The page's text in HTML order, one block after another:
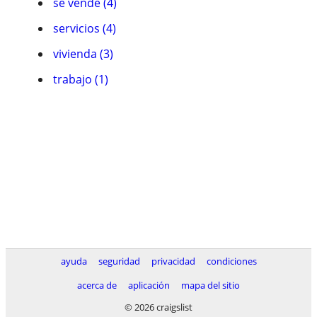
servicios (4)
vivienda (3)
trabajo (1)
ayuda seguridad privacidad
condiciones
acerca de
aplicación
mapa del sitio
© 2026 craigslist